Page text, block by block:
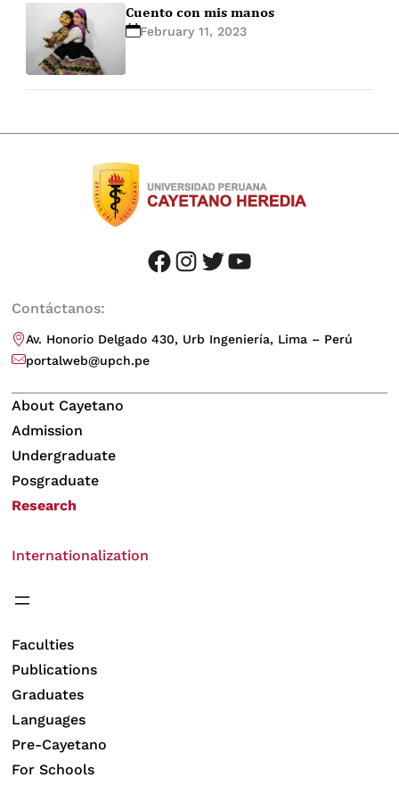
Cuento con mis manos
February 11, 2023
facebook instagram twitter youtube
Contáctanos:
Av. Honorio Delgado 430, Urb Ingeniería, Lima – Perú
portalweb@upch.pe
About Cayetano
Admission
Undergraduate
Posgraduate
Research
Internationalization
Faculties
Publications
Graduates
Languages
Pre-Cayetano
For Schools